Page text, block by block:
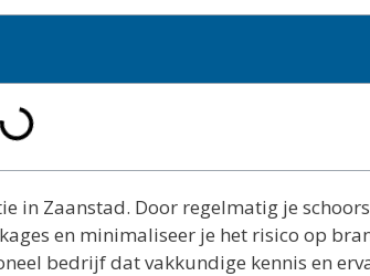
in Zaanstad. Door regelmatig je
en minimaliseer je het risico op
bedrijf dat vakkundige kennis en